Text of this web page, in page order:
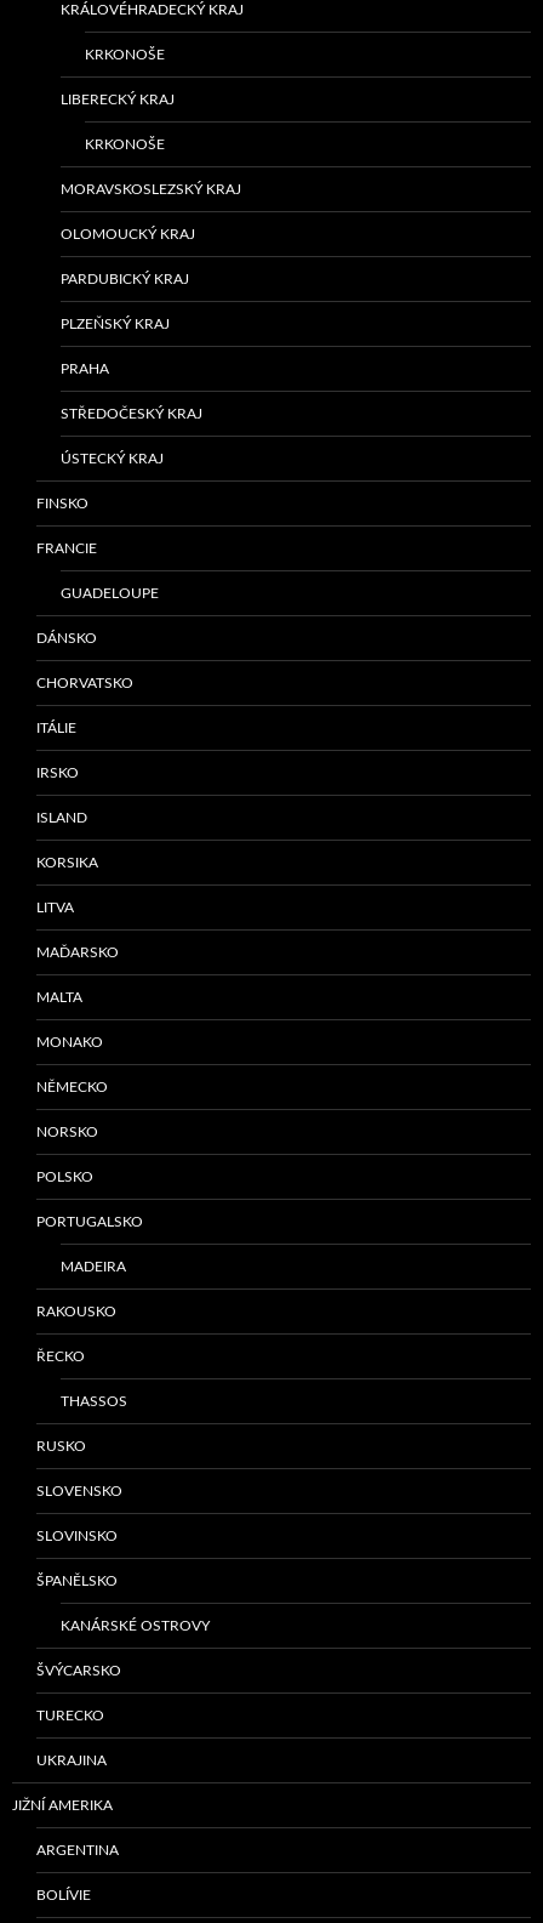
KRÁLOVÉHRADECKÝ KRAJ
KRKONOŠE
LIBERECKÝ KRAJ
KRKONOŠE
MORAVSKOSLEZSKÝ KRAJ
OLOMOUCKÝ KRAJ
PARDUBICKÝ KRAJ
PLZEŇSKÝ KRAJ
PRAHA
STŘEDOČESKÝ KRAJ
ÚSTECKÝ KRAJ
FINSKO
FRANCIE
GUADELOUPE
DÁNSKO
CHORVATSKO
ITÁLIE
IRSKO
ISLAND
KORSIKA
LITVA
MAĎARSKO
MALTA
MONAKO
NĚMECKO
NORSKO
POLSKO
PORTUGALSKO
MADEIRA
RAKOUSKO
ŘECKO
THASSOS
RUSKO
SLOVENSKO
SLOVINSKO
ŠPANĚLSKO
KANÁRSKÉ OSTROVY
ŠVÝCARSKO
TURECKO
UKRAJINA
JIŽNÍ AMERIKA
ARGENTINA
BOLÍVIE